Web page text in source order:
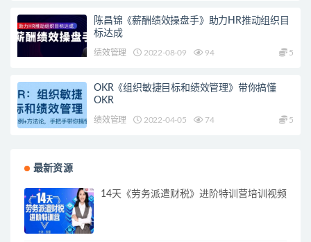
陈昌锦《薪酬绩效操盘手》助力HR推动组织目
标达成
绩效管理 2022-08-09 94 5
OKR《组织敏捷目标和绩效管理》带你搞懂
OKR
绩效管理 2022-04-05 74 5
最新资源
14天《劳务派遣财税》进阶特训营培训视频